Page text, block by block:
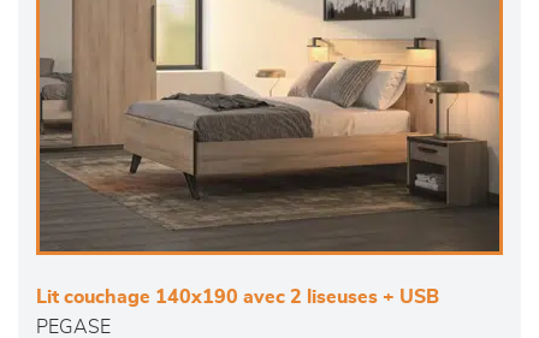
Lit couchage 140x190 avec 2 liseuses + USB
PEGASE